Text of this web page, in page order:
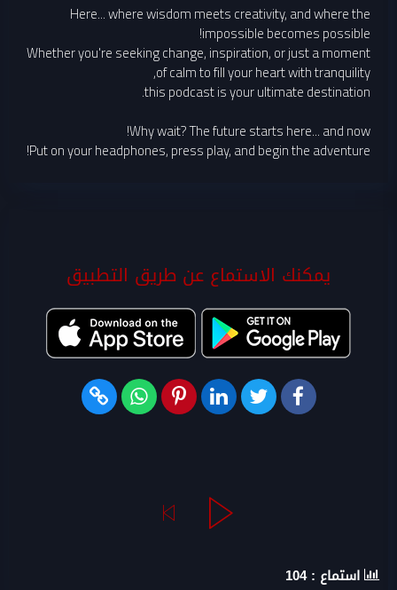
Here... where wisdom meets creativity, and where the
impossible becomes possible!
Whether you're seeking change, inspiration, or just a moment
of calm to fill your heart with tranquility,
this podcast is your ultimate destination.
Why wait? The future starts here... and now!
Put on your headphones, press play, and begin the adventure!
يمكنك الاستماع عن طريق التطبيق
استماع :104